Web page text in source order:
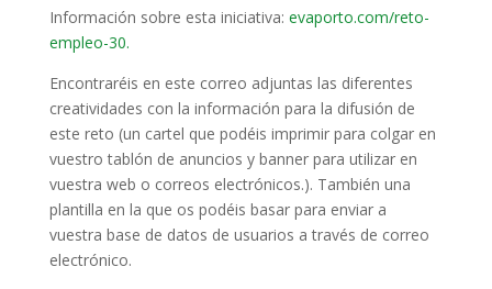
Información sobre esta iniciativa: evaporto.com/reto-
empleo-30.
Encontraréis en este correo adjuntas las diferentes
creatividades con la información para la difusión de
este reto (un cartel que podéis imprimir para colgar en
vuestro tablón de anuncios y banner para utilizar en
vuestra web o correos electrónicos.). También una
plantilla en la que os podéis basar para enviar a
vuestra base de datos de usuarios a través de correo
electrónico.